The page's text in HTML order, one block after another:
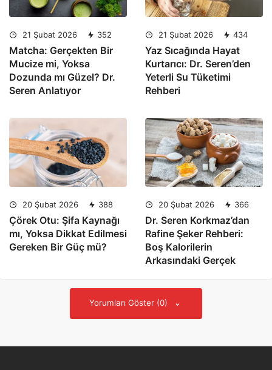
21 Şubat 2026 352
Matcha: Gerçekten Bir
Mucize mi, Yoksa
Dozunda mı Güzel? Dr.
Seren Anlatıyor
21 Şubat 2026 434
Yaz Sıcağında Hayat
Kurtarıcı: Dr. Seren’den
Yeterli Su Tüketimi
Rehberi
20 Şubat 2026 388
Çörek Otu: Şifa Kaynağı
mı, Yoksa Dikkat Edilmesi
Gereken Bir Güç mü?
20 Şubat 2026 366
Dr. Seren Korkmaz’dan
Rafine Şeker Rehberi:
Boş Kalorilerin
Arkasındaki Gerçek
Yorumları Göster (0)